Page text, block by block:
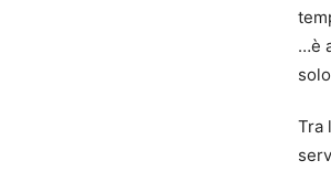
…è
Tra